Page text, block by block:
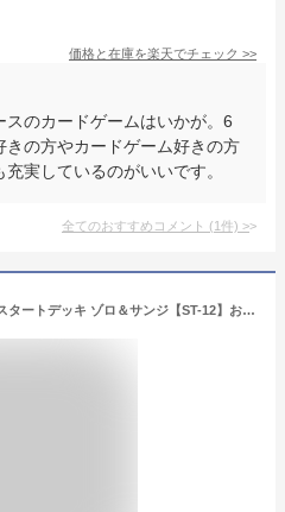
価格と在庫を楽天でチェック >>
のカードゲームはいかが。6
の方やカードゲーム好きの方
実しているのがいいです。
全てのおすすめコメント (1件) >
ONE PIECE カードゲーム スタートデッキ ゾロ＆サンジ【ST-12】おもちゃ こども 子供 ワンピース